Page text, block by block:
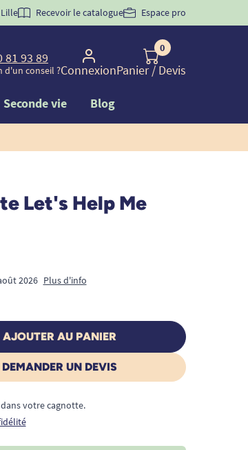
la 1ère commande d'incontinence
Recevoir le catalogue Espace pro
81 93 89
d'un conseil ?Connexion
0
Panier/ Devis
Seconde vie Blog
Let's Help Me
2026 Plus d'info
AJOUTER AU PANIER
DEMANDER UN DEVIS
votre cagnotte.